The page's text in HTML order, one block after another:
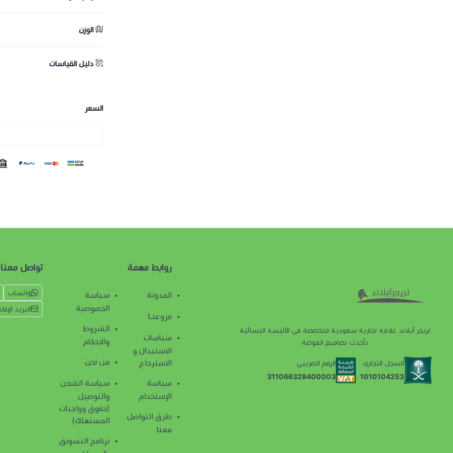
الوزن
دليل القياسات
السعر
تريجر آيلاند علامه تجارية سعودية متخصصة فى الألبسة النسائية
بأحدث تصاميم الموضة
السجل التجاري
1010104253
الرقم الضريبي
311066328400003
روابط مهمة
المدونة
فروعنـا
سياسات
الاستبدال و
الاسترجاع
سياسة
الإستخدام
طرق التواصل
معنا
سياسة
الخصوصية
الشروط
والاحكام
من نحن
سياسة الشحن
والتوصيل
(حقوق وواجبات
المستهلك)
برنامج التسويق
تواصل معنا
واتساب
البريد